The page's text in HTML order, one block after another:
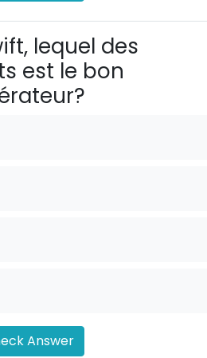
lequel des
est le bon
Answer